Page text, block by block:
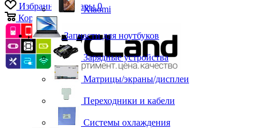
Избранные товары 0
Корзина 0
Xiaomi
Запчасти для ноутбуков
Зарядные устройства
Матрицы/экраны/дисплеи
Переходники и кабели
Системы охлаждения